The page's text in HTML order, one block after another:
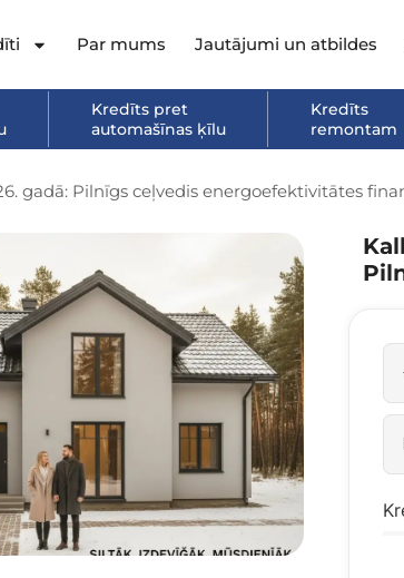
Par mums Jautājumi un atbildes
Kredīts pret
automašīnas ķīlu
Kredīts
remontam
gadā: Pilnīgs ceļvedis energoefektivitātes